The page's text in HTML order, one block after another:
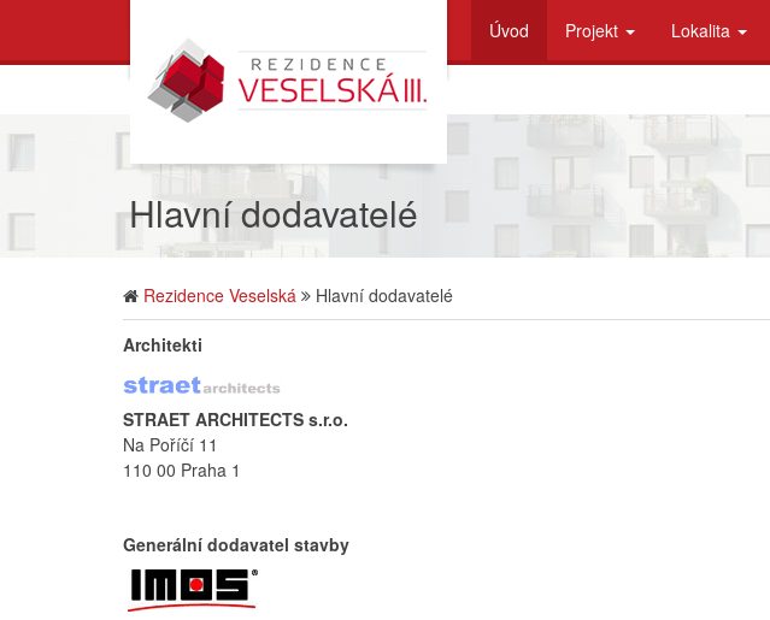
Úvod Projekt Lokalita
Hlavní dodavatelé
Rezidence Veselská Hlavní dodavatelé
Architekti
STRAET ARCHITECTS s.r.o.
Na Poříčí 11
110 00 Praha 1
Generální dodavatel stavby